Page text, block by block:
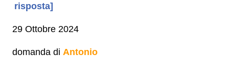
risposta]
29 Ottobre 2024
domanda di Antonio